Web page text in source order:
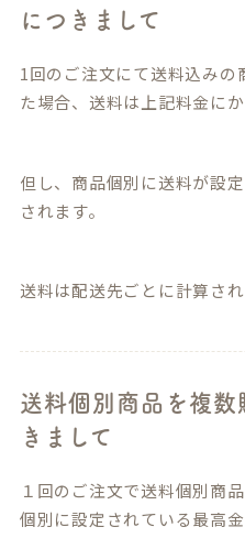
につきまして
1回のご注文にて送料込み
た場合、送料は上記料金に
但し、商品個別に送料が設
されます。
送料は配送先ごとに計算され
送料個別商品を複
きまして
１回のご注文で送料個別商
個別に設定されている最高